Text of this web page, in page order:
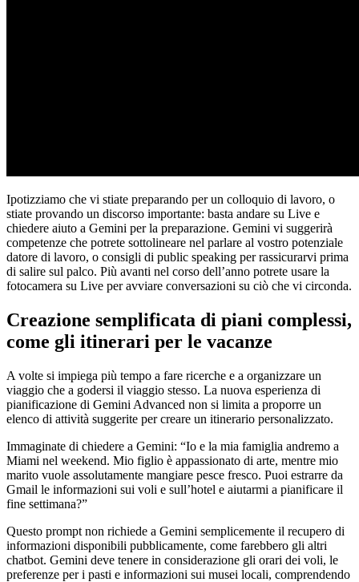
Ipotizziamo che vi stiate preparando per un colloquio di lavoro, o
stiate provando un discorso importante: basta andare su Live e
chiedere aiuto a Gemini per la preparazione. Gemini vi suggerirà
competenze che potrete sottolineare nel parlare al vostro potenziale
datore di lavoro, o consigli di public speaking per rassicurarvi prima
di salire sul palco. Più avanti nel corso dell’anno potrete usare la
fotocamera su Live per avviare conversazioni su ciò che vi circonda.
Creazione semplificata di piani complessi,
come gli itinerari per le vacanze
A volte si impiega più tempo a fare ricerche e a organizzare un
viaggio che a godersi il viaggio stesso. La nuova esperienza di
pianificazione di Gemini Advanced non si limita a proporre un
elenco di attività suggerite per creare un itinerario personalizzato.
Immaginate di chiedere a Gemini: “Io e la mia famiglia andremo a
Miami nel weekend. Mio figlio è appassionato di arte, mentre mio
marito vuole assolutamente mangiare pesce fresco. Puoi estrarre da
Gmail le informazioni sui voli e sull’hotel e aiutarmi a pianificare il
fine settimana?”
Questo prompt non richiede a Gemini semplicemente il recupero di
informazioni disponibili pubblicamente, come farebbero gli altri
chatbot. Gemini deve tenere in considerazione gli orari dei voli, le
preferenze per i pasti e informazioni sui musei locali, comprendendo